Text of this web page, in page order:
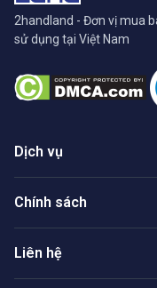
2handland - Đơn vị mua
sử dụng tại Việt Nam
Dịch vụ
Chính sách
Liên hệ